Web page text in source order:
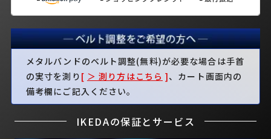
メタルバンドのベルト調整(無料)が必要な場合は手首
の実寸を測り [ ＞ 測り方はこちら ]、カート画面内の
備考欄にご記入ください。
IKEDAの保証とサービス